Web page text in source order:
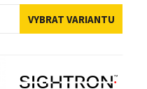
VYBRAT VARIANTU